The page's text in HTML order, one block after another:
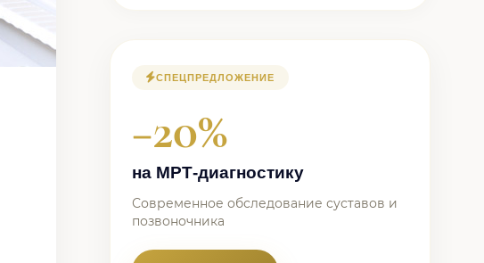
СПЕЦПРЕДЛОЖЕНИЕ
−20%
на МРТ-диагностику
Современное обследование суставов и
позвоночника